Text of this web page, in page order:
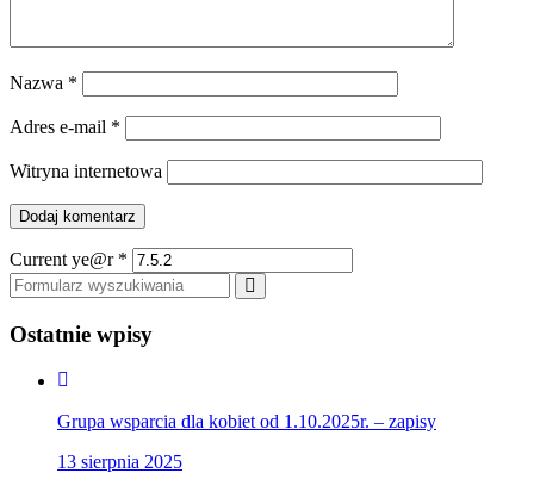
Nazwa *
Adres e-mail *
Witryna internetowa
Current ye@r *
Ostatnie wpisy
Grupa wsparcia dla kobiet od 1.10.2025r. – zapisy
13 sierpnia 2025